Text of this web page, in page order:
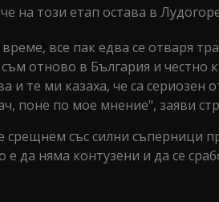
на този етап остава в
все пак едва се отваря
отново в България и честно
те ми казаха, че са сериозен
поне по мое мнение", заяви
със силни съперници
е да няма контузени и да се